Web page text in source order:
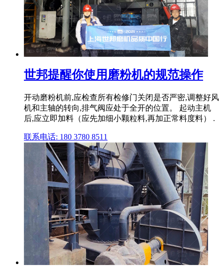
世邦提醒你使用磨粉机的规范操作
开动磨粉机前,应检查所有检修门关闭是否严密,调整好风
机和主轴的转向,排气阀应处于全开的位置。 起动主机
后,应立即加料（应先加细小颗粒料,再加正常料度料） .
联系电话: 180 3780 8511